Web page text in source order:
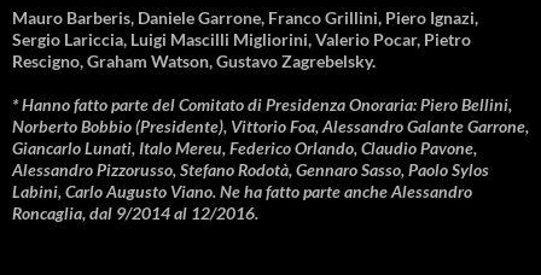
Mauro Barberis, Daniele Garrone, Franco Grillini, Piero Ignazi,
Sergio Lariccia, Luigi Mascilli Migliorini, Valerio Pocar, Pietro
Rescigno, Graham Watson, Gustavo Zagrebelsky.
* Hanno fatto parte del Comitato di Presidenza Onoraria: Piero Bellini,
Norberto Bobbio (Presidente), Vittorio Foa, Alessandro Galante Garrone,
Giancarlo Lunati, Italo Mereu, Federico Orlando, Claudio Pavone,
Alessandro Pizzorusso, Stefano Rodotà, Gennaro Sasso, Paolo Sylos
Labini, Carlo Augusto Viano. Ne ha fatto parte anche Alessandro
Roncaglia, dal 9/2014 al 12/2016.